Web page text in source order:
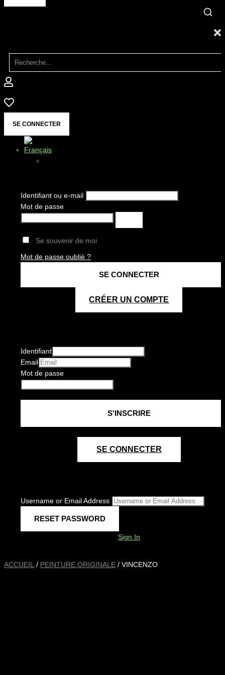
SE CONNECTER
Identifiant ou e-mail
Mot de passe
Se souvenir de moi
Mot de passe oublié ?
CRÉER UN COMPTE
Identifiant
Email
Mot de passe
SE CONNECTER
Username or Email Address
Sign In
ACCUEIL / PEINTURE ORIGINALE / VINCENZO